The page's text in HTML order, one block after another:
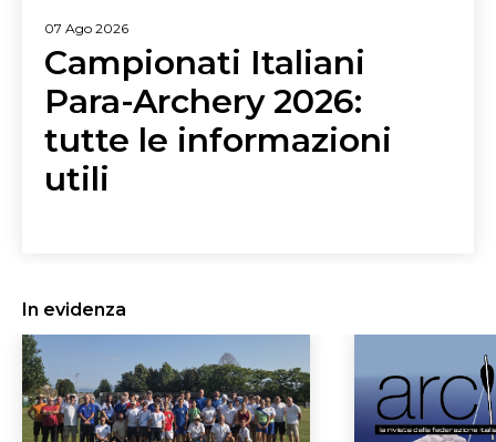
07 Ago 2026
Campionati Italiani
Para-Archery 2026:
tutte le informazioni
utili